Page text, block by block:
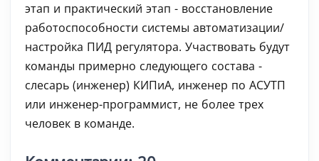
этап и практический этап - восстановление
работоспособности системы автоматизации/
настройка ПИД регулятора. Участвовать будут
команды примерно следующего состава -
слесарь (инженер) КИПиА, инженер по АСУТП
или инженер-программист, не более трех
человек в команде.